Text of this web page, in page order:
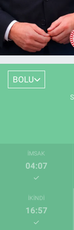
BOLU
İMSAK
04:07
İKINDI
16:57